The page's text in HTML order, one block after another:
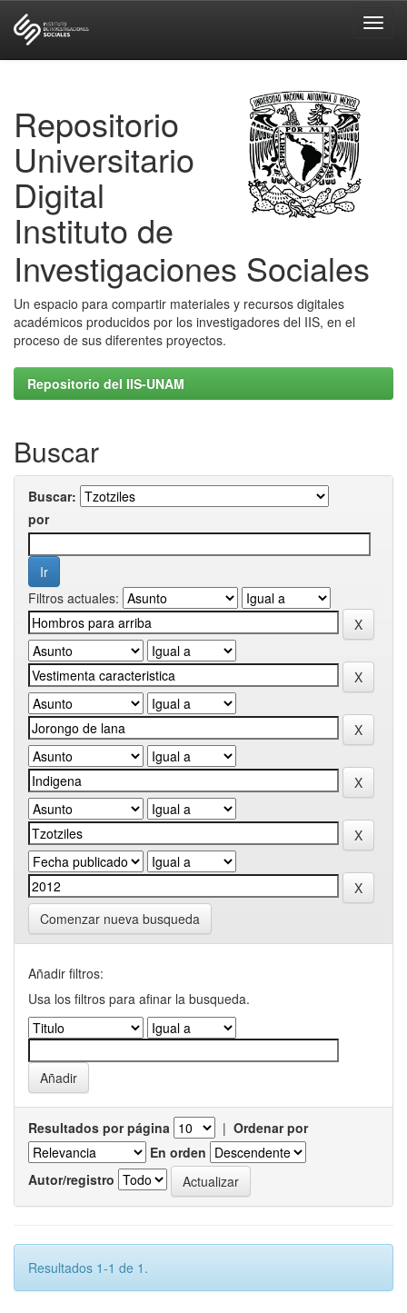
Repositorio
Universitario
Digital
Instituto de
Investigaciones Sociales
Un espacio para compartir materiales y recursos digitales
académicos producidos por los investigadores del IIS, en el
proceso de sus diferentes proyectos.
Repositorio del IIS-UNAM
Buscar
Buscar:
por
Filtros actuales:
Comenzar nueva busqueda
Añadir filtros:
Usa los filtros para afinar la busqueda.
Resultados por página | Ordenar por
En orden
Autor/registro
Resultados 1-1 de 1.